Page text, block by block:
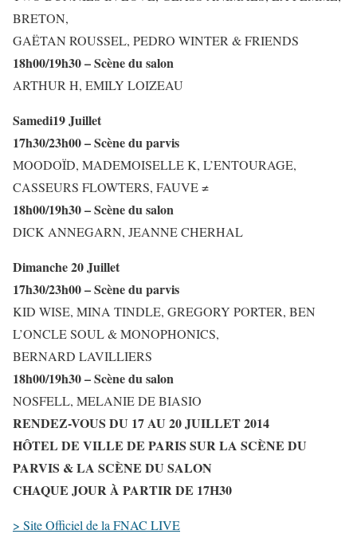
BRETON,
GAËTAN ROUSSEL, PEDRO WINTER & FRIENDS
18h00/19h30 – Scène du salon
ARTHUR H, EMILY LOIZEAU
Samedi19 Juillet
17h30/23h00 – Scène du parvis
MOODOÏD, MADEMOISELLE K, L’ENTOURAGE,
CASSEURS FLOWTERS, FAUVE ≠
18h00/19h30 – Scène du salon
DICK ANNEGARN, JEANNE CHERHAL
Dimanche 20 Juillet
17h30/23h00 – Scène du parvis
KID WISE, MINA TINDLE, GREGORY PORTER, BEN
L’ONCLE SOUL & MONOPHONICS,
BERNARD LAVILLIERS
18h00/19h30 – Scène du salon
NOSFELL, MELANIE DE BIASIO
RENDEZ-VOUS DU 17 AU 20 JUILLET 2014
HÔTEL DE VILLE DE PARIS SUR LA SCÈNE DU
PARVIS & LA SCÈNE DU SALON
CHAQUE JOUR À PARTIR DE 17H30
> Site Officiel de la FNAC LIVE